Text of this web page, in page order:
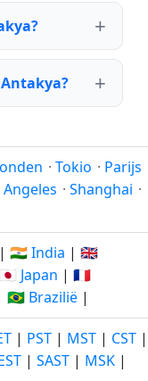
· Tokio · Parijs
Angeles · Shanghai ·
| 🇮🇳 India | 🇬🇧
🇯🇵 Japan | 🇫🇷
🇧🇷 Brazilië |
| PST | MST | CST |
| SAST | MSK |